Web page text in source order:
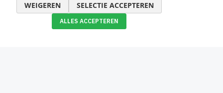
WEIGEREN SELECTIE ACCEPTEREN
ALLES ACCEPTEREN